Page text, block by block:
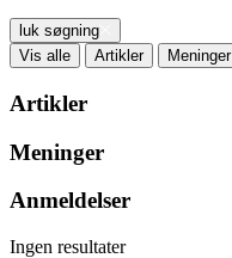
luk søgning
Vis alle
Artikler Meninger
Artikler
Meninger
Anmeldelser
Ingen resultater